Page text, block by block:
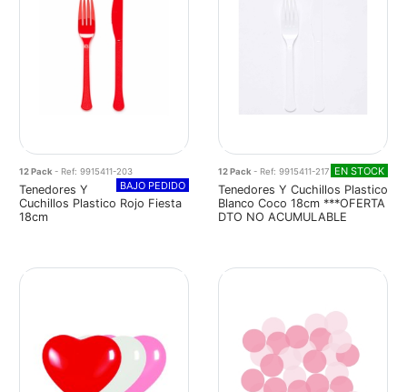
12 Pack - Ref: 9915411-203
BAJO PEDIDO
Tenedores Y
Cuchillos Plastico Rojo Fiesta
18cm
12 Pack - Ref: 9915411-217 EN STOCK
Tenedores Y Cuchillos Plastico
Blanco Coco 18cm ***OFERTA
DTO NO ACUMULABLE